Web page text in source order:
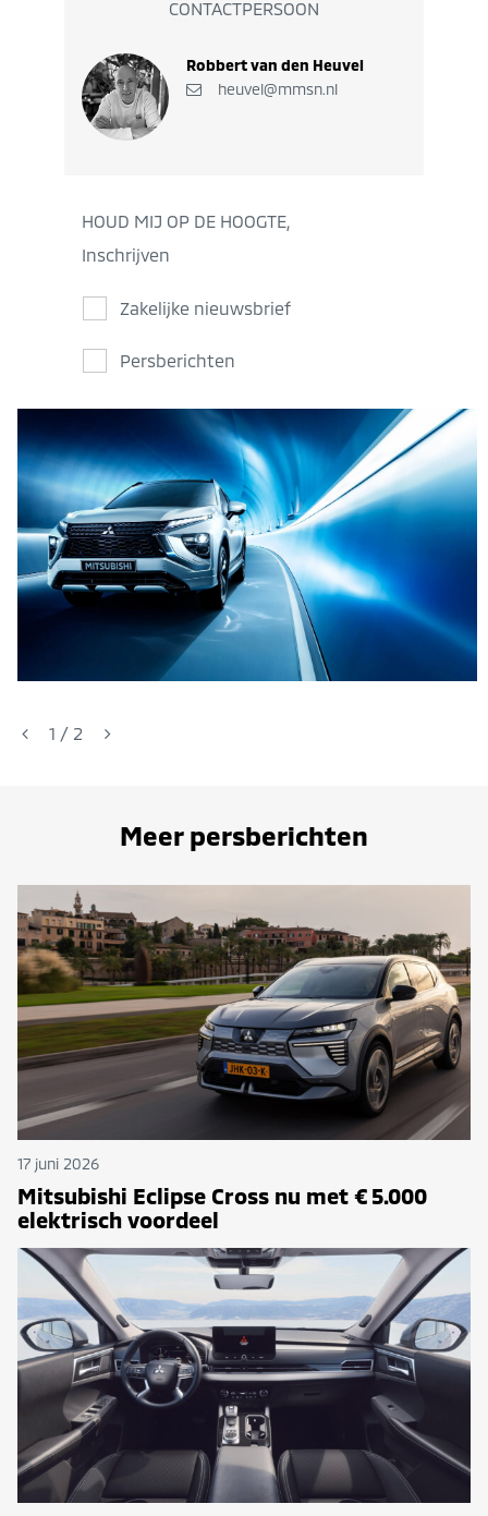
CONTACTPERSOON
Robbert van den Heuvel
heuvel@mmsn.nl
HOUD MIJ OP DE HOOGTE,
Inschrijven
Zakelijke nieuwsbrief
Persberichten
1 / 2
Meer persberichten
17 juni 2026
Mitsubishi Eclipse Cross nu met € 5.000
elektrisch voordeel